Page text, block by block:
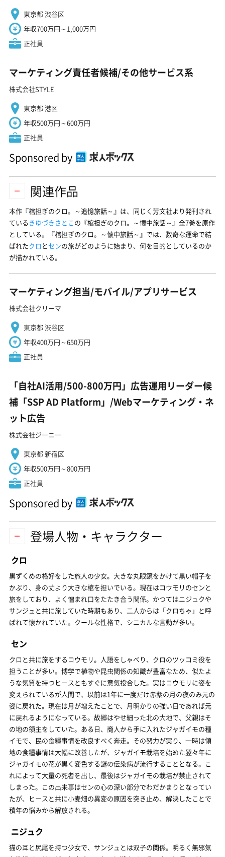
東京都 渋谷区
年収700万円～1,000万円
正社員
マーケティング責任者候補/その他サービス系
株式会社STYLE
東京都 港区
年収500万円～600万円
正社員
Sponsored by
関連作品
本作『棺担ぎのクロ。～追憶旅話～ 』は、同じく芳文社より発刊され
ている きゆづきさとこ の『棺担ぎのクロ。～懐中旅話～』全7巻を原作
としている。『棺担ぎのクロ。～懐中旅話～』では、数奇な運命で結
ばれたクロ と センの旅がどのように始まり、何を目的としているのか
が描かれている。
マーケティング担当/モバイル/アプリサービス
株式会社クリーマ
東京都 渋谷区
年収400万円～650万円
正社員
「自社AI活用/500-800万円」広告運用リーダー候
補「SSP AD Platform」/Webマーケティング・ネ
ット広告
株式会社ジーニー
東京都 新宿区
年収500万円～800万円
正社員
Sponsored by
登場人物・キャラクター
クロ
黒ずくめの格好をした旅人の少女。大きな丸眼鏡をかけて黒い帽子を
かぶり、身の丈より大きな棺を担いでいる。現在はコウモリのセンと
旅をしており、よく憎まれ口をたたき合う関係。かつてはニジュクや
サンジュと共に旅していた時期もあり、二人からは「クロちゃ」と呼
ばれて懐かれていた。クールな性格で、シニカルな言動が多い。
セン
クロと共に旅をするコウモリ。人語をしゃべり、クロのツッコミ役を
担うことが多い。博学で植物や昆虫関係の知識が豊富なため、似たよ
うな気質を持つヒースともすぐに意気投合した。実はコウモリに姿を
変えられているが人間で、以前は1年に一度だけ赤紫の月の夜のみ元の
姿に戻れた。現在は月が増えたことで、月明かりの強い日であれば元
に戻れるようになっている。故郷はやせ細った北の大地で、父親はそ
の地の領主をしていた。ある日、商人から手に入れたジャガイモの種
イモで、民の食糧事情を改良すべく奔走。その努力が実り、一時は領
地の食糧事情は大幅に改善したが、ジャガイモ栽培を始めた翌々年に
ジャガイモの花が黒く変色する謎の伝染病が流行することとなる。こ
れによって大量の死者を出し、最後はジャガイモの栽培が禁止されて
しまった。この出来事はセンの心の深い部分でわだかまりとなってい
たが、ヒースと共に小麦畑の異変の原因を突き止め、解決したことで
積年の悩みから解放される。
ニジュク
猫の耳と尻尾を持つ少女で、サンジュとは双子の関係。明るく無邪気